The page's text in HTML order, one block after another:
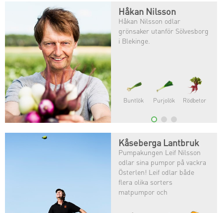
Håkan Nilsson
Håkan Nilsson odlar
grönsaker utanför Sölvesborg
i Blekinge.
Buntlök Purjolök Rödbetor
Kåseberga Lantbruk
Pumpakungen Leif Nilsson
odlar sina pumpor på vackra
Österlen! Leif odlar både
flera olika sorters
matpumpor och